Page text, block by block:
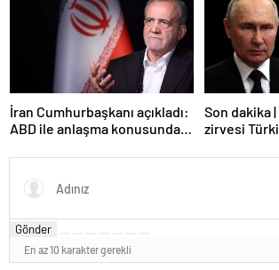
İran Cumhurbaşkanı açıkladı:
ABD ile anlaşma konusunda
Son dakika
zirvesi
Gözler
Gönder
En az 10 karakter gerekli